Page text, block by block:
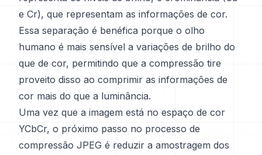
e Cr), que representam as informações de cor.
Essa separação é benéfica porque o olho
humano é mais sensível a variações de brilho do
que de cor, permitindo que a compressão tire
proveito disso ao comprimir as informações de
cor mais do que a luminância.
Uma vez que a imagem está no espaço de cor
YCbCr, o próximo passo no processo de
compressão JPEG é reduzir a amostragem dos